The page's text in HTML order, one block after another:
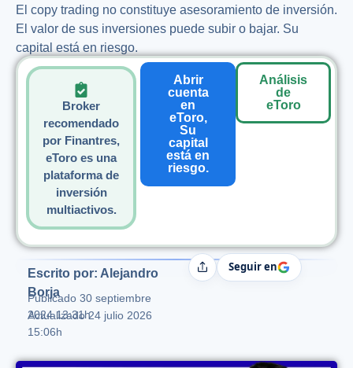
El copy trading no constituye asesoramiento de inversión.
El valor de sus inversiones puede subir o bajar. Su
capital está en riesgo.
Broker
recomendado
por Finantres,
eToro es una
plataforma de
inversión
multiactivos.
Abrir
cuenta
en
eToro,
Su
capital
está en
riesgo.
Análisis
de
eToro
Escrito por: Alejandro
Borja
Publicado 30 septiembre
2024 13:31h
Actualizado 24 julio 2026
15:06h
CompartirSeguir en